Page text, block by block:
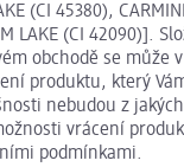
(CI 45380),
LAKE (CI 42090)].
obchodě se může
produktu, který
nebudou z
vrácení
podmínkami.